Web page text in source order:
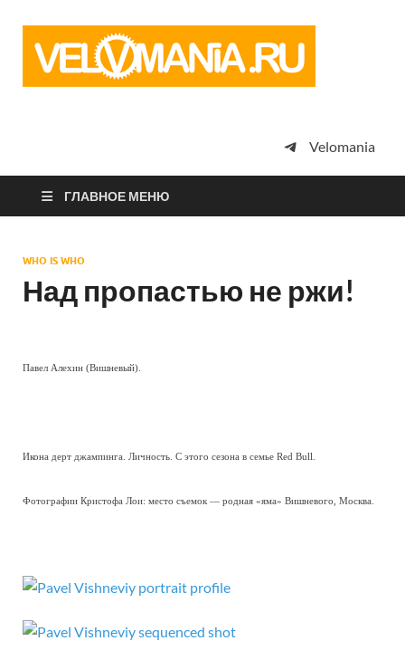
просто
Velomania
ГЛАВНОЕ МЕНЮ
WHO IS WHO
Над пропастью не ржи!
Павел Алехин (Вишневый).
Икона дерт джампинга. Личность. С этого сезона в семье Red Bull.
Фотографии Кристофа Лои: место съемок — родная «яма» Вишневого, Москва.